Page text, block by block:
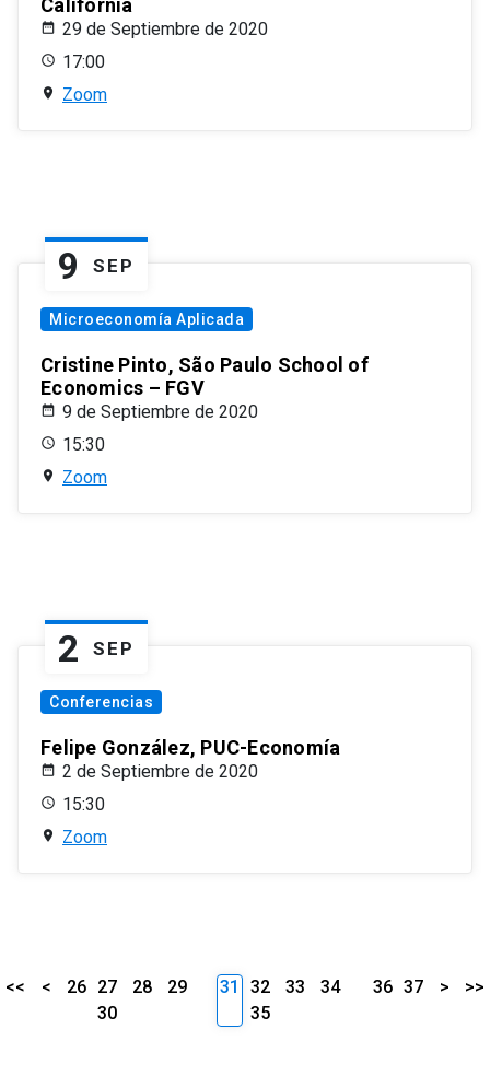
California
29 de Septiembre de 2020
17:00
Zoom
9 SEP
Microeconomía Aplicada
Cristine Pinto, São Paulo School of
Economics – FGV
9 de Septiembre de 2020
15:30
Zoom
2 SEP
Conferencias
Felipe González, PUC-Economía
2 de Septiembre de 2020
15:30
Zoom
<< < 26 27 28
29
30
31 32 33
34
35
36 37 > >>